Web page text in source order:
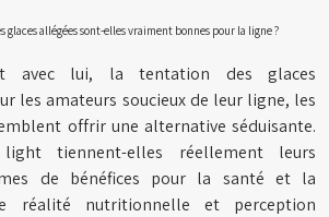
glaces allégées sont-elles vraiment bonnes pour la ligne ?
avec lui, la tentation des glaces
les amateurs soucieux de leur ligne, les
offrir une alternative séduisante.
tiennent-elles réellement leurs
de bénéfices pour la santé et la
réalité nutritionnelle et perception